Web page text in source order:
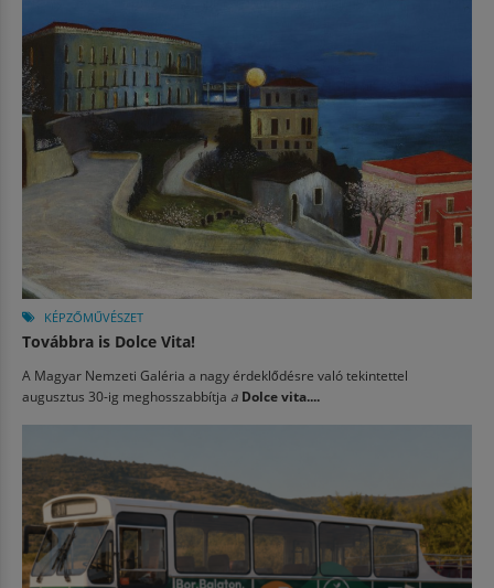
KÉPZŐMŰVÉSZET
Továbbra is Dolce Vita!
A Magyar Nemzeti Galéria a nagy érdeklődésre való tekintettel
augusztus 30-ig meghosszabbítja a Dolce vita....